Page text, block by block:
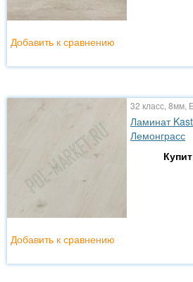
Добавить к сравнению
32 класс, 8мм,
Ламинат
Лемонграсс
Добавить к сравнению